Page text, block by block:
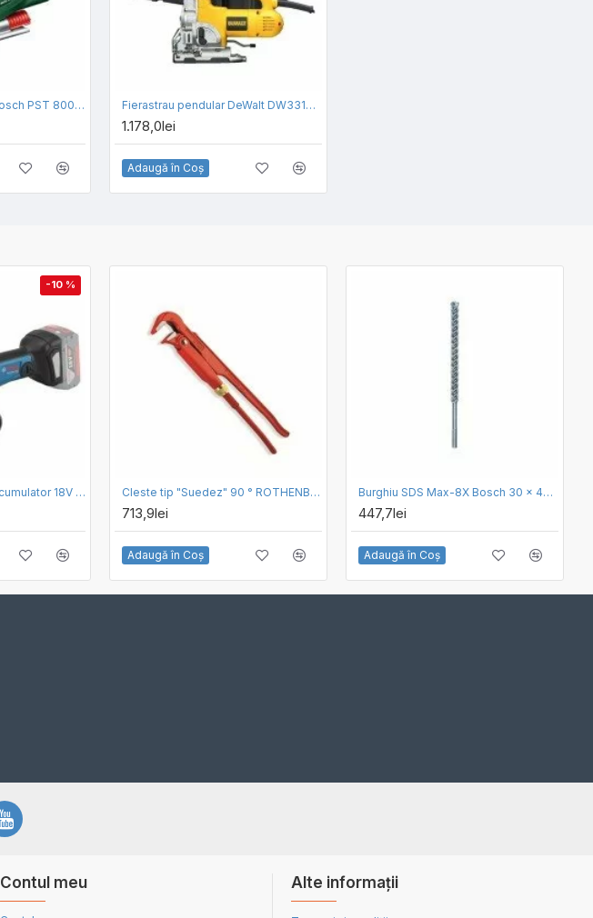
Fierastrau pendular Bosch PST 800 PEL Fierastrau pendular DeWalt DW331KT-QS, 700w
1.178,0lei
Adaugă în Coş
-10 %
Polizor unghiular cu acumulator 18V Bosch GWX 18V-10 PC, diametru disc 125 mm, prindere X-lock, 9000 rpm, livrat fara acumulator si incarcator in valiza de transport Cleste tip "Suedez" 90 ° ROTHENBERGER 4"
713,9lei
Adaugă în Coş
Burghiu SDS Max-8X Bosch 30 x 400 x 520 mm
447,7lei
Adaugă în Coş
Contul meu Alte informații